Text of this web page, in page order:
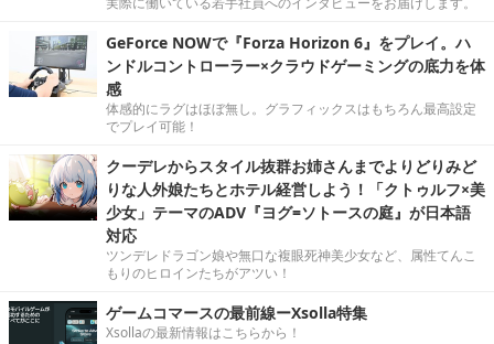
GeForce NOWで『Forza Horizon 6』をプレイ。ハ
ンドルコントローラー×クラウドゲーミングの底力を体
感
体感的にラグはほぼ無し。グラフィックスはもちろん最高設定
でプレイ可能！
クーデレからスタイル抜群お姉さんまでよりどりみど
りな人外娘たちとホテル経営しよう！「クトゥルフ×美
少女」テーマのADV『ヨグ=ソトースの庭』が日本語
対応
ツンデレドラゴン娘や無口な複眼死神美少女など、属性てんこ
もりのヒロインたちがアツい！
ゲームコマースの最前線ーXsolla特集
Xsollaの最新情報はこちらから！